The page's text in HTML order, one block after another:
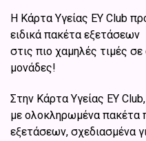
Η Κάρτα Υγείας EY Club
ειδικά πακέτα εξετάσεων
στις πιο χαμηλές τιμές
μονάδες!
Στην Κάρτα Υγείας EY
με ολοκληρωμένα πακέτα
εξετάσεων, σχεδιασμένα